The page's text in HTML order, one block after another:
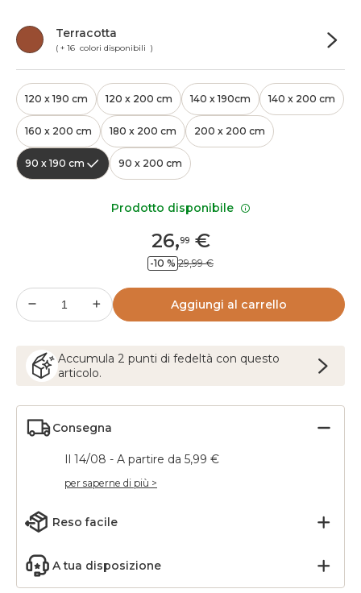
Terracotta
( + 16 colori disponibili )
120 x 190 cm 120 x 200 cm 140 x 190cm 140 x 200 cm
160 x 200 cm 180 x 200 cm 200 x 200 cm
90 x 190 cm 90 x 200 cm
26,99€
-10 % 29,99 €
Aggiungi al carrello
Accumula 2 punti di fedeltà con questo
articolo.
Consegna
Il 14/08 - A partire da 5,99 €
per saperne di più >
Reso facile
A tua disposizione